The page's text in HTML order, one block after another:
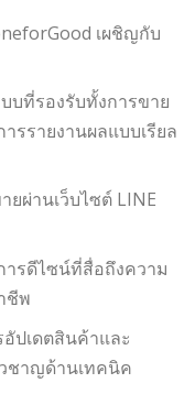
เผชิญกับ
บที่รองรับทั้งการขาย
รรายงานผลแบบเรียล
ยผ่านเว็บไซต์ LINE
ารดีไซน์ที่สื่อถึงความ
ชีพ
ปเดตสินค้าและ
ชาญด้านเทคนิค